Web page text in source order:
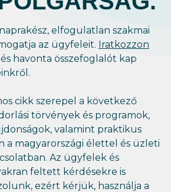
elfogulatlan szakmai
az ügyfeleit. Iratkozzon
és havonta összefoglalót kap
cikk szerepel a következő
törvények és programok,
valamint praktikus
a magyarországi élettel és üzleti
Az ügyfelek és
feltett kérdésekre is
ezért kérjük, használja a